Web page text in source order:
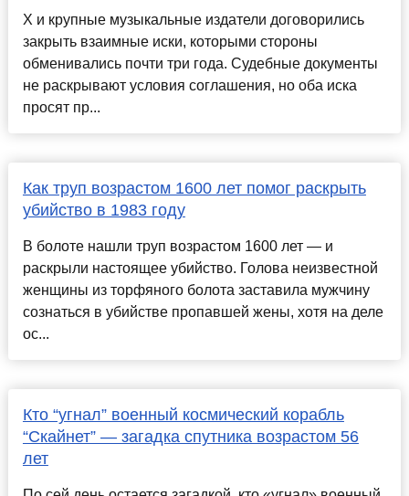
X и крупные музыкальные издатели договорились
закрыть взаимные иски, которыми стороны
обменивались почти три года. Судебные документы
не раскрывают условия соглашения, но оба иска
просят пр...
Как труп возрастом 1600 лет помог раскрыть
убийство в 1983 году
В болоте нашли труп возрастом 1600 лет — и
раскрыли настоящее убийство. Голова неизвестной
женщины из торфяного болота заставила мужчину
сознаться в убийстве пропавшей жены, хотя на деле
ос...
Кто “угнал” военный космический корабль
“Скайнет” — загадка спутника возрастом 56
лет